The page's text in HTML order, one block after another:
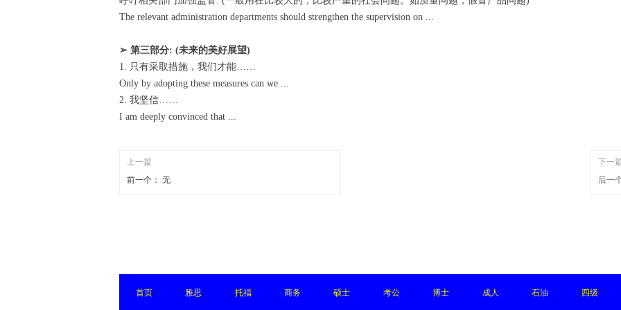
The relevant administration departments should strengthen the supervision on ...
➢ 第三部分: (未来的美好展望)
1. 只有采取措施，我们才能……
Only by adopting these measures can we ...
2. 我坚信……
I am deeply convinced that ...
上一篇
前一个： 无
下一
后一
首页 雅思 托福 商务 硕士 考公 博士 成人 石油 四级